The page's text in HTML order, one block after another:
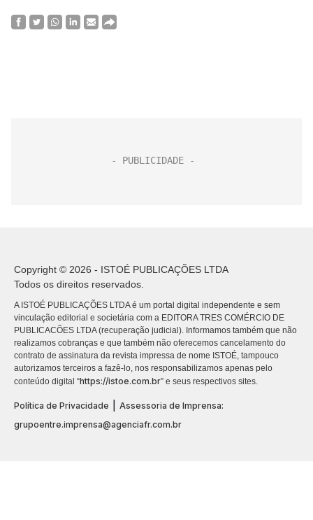
Copyright © 2026 - ISTOÉ PUBLICAÇÕES LTDA
Todos os direitos reservados.
A ISTOÉ PUBLICAÇÕES LTDA é um portal digital independente e sem
vinculação editorial e societária com a EDITORA TRES COMÉRCIO DE
PUBLICACÕES LTDA (recuperação judicial). Informamos também que não
realizamos cobranças e que também não oferecemos cancelamento do
contrato de assinatura da revista impressa de nome ISTOÉ, tampouco
autorizamos terceiros a fazê-lo, nos responsabilizamos apenas pelo
conteúdo digital “https://istoe.com.br” e seus respectivos sites.
Política de Privacidade
Assessoria de Imprensa:
grupoentre.imprensa@agenciafr.com.br